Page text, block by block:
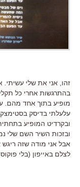
בהתרגשות אחרי כל
מופיע בתוך אחד מהם.
ובקרדיט המופיע
ובזכות השיר השם שלי
אבל אני מודה שזה
לצלם באייפון (בלי פוקוס